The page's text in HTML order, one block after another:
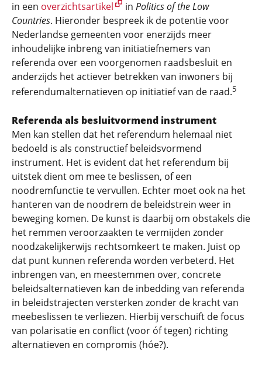
in een overzichtsartikel in Politics of the Low
Countries. Hieronder bespreek ik de potentie voor
Nederlandse gemeenten voor enerzijds meer
inhoudelijke inbreng van initiatiefnemers van
referenda over een voorgenomen raadsbesluit en
anderzijds het actiever betrekken van inwoners bij
referendumalternatieven op initiatief van de raad.5
Referenda als besluitvormend instrument
Men kan stellen dat het referendum helemaal niet
bedoeld is als constructief beleidsvormend
instrument. Het is evident dat het referendum bij
uitstek dient om mee te beslissen, of een
noodremfunctie te vervullen. Echter moet ook na het
hanteren van de noodrem de beleidstrein weer in
beweging komen. De kunst is daarbij om obstakels die
het remmen veroorzaakten te vermijden zonder
noodzakelijkerwijs rechtsomkeert te maken. Juist op
dat punt kunnen referenda worden verbeterd. Het
inbrengen van, en meestemmen over, concrete
beleidsalternatieven kan de inbedding van referenda
in beleidstrajecten versterken zonder de kracht van
meebeslissen te verliezen. Hierbij verschuift de focus
van polarisatie en conflict (voor óf tegen) richting
alternatieven en compromis (hóe?).